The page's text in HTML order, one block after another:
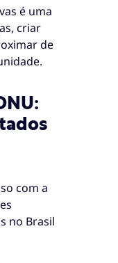
é uma
criar
de
com a
no Brasil